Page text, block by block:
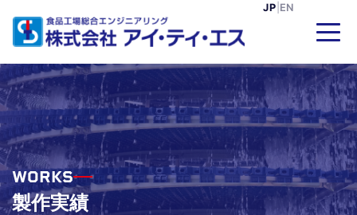
JP EN
WORKS
製作実績